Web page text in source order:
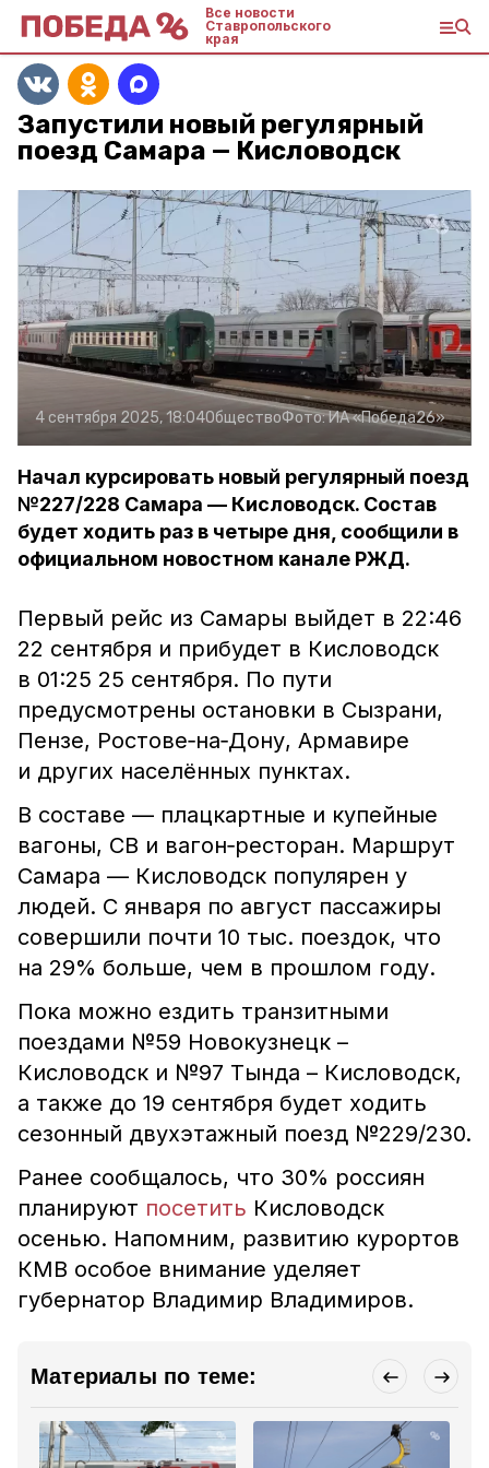
Все новости
Ставропольского
края
Запустили новый регулярный
поезд Самара — Кисловодск
4 сентября 2025, 18:04ОбществоФото:ИА «Победа26»
Начал курсировать новый регулярный поезд
№227/228 Самара — Кисловодск. Состав
будет ходить раз в четыре дня, сообщили в
официальном новостном канале РЖД.
Первый рейс из Самары выйдет в 22:46
22 сентября и прибудет в Кисловодск
в 01:25 25 сентября. По пути
предусмотрены остановки в Сызрани,
Пензе, Ростове‑на‑Дону, Армавире
и других населённых пунктах.
В составе — плацкартные и купейные
вагоны, СВ и вагон‑ресторан. Маршрут
Самара — Кисловодск популярен у
людей. С января по август пассажиры
совершили почти 10 тыс. поездок, что
на 29% больше, чем в прошлом году.
Пока можно ездить транзитными
поездами №59 Новокузнецк –
Кисловодск и №97 Тында – Кисловодск,
а также до 19 сентября будет ходить
сезонный двухэтажный поезд №229/230.
Ранее сообщалось, что 30% россиян
планируют посетить Кисловодск
осенью. Напомним, развитию курортов
КМВ особое внимание уделяет
губернатор Владимир Владимиров.
Материалы по теме: